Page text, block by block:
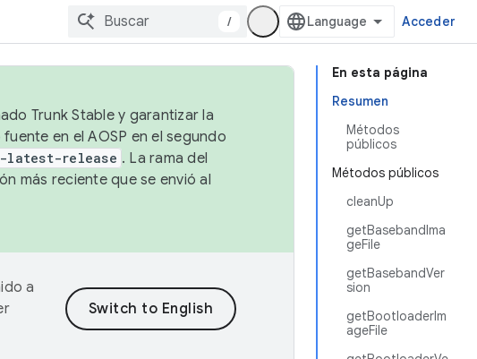
/ Acceder
En esta página
Resumen
Métodos
públicos
Métodos públicos
cleanUp
getBasebandIma
geFile
getBasebandVer
sion
getBootloaderIm
ageFile
Trunk Stable y garantizar la
en el AOSP en el segundo
latest-release . La rama del
más reciente que se envió al
a